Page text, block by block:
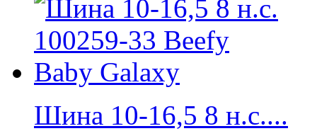
Шина 10-16,5 8 н.с....